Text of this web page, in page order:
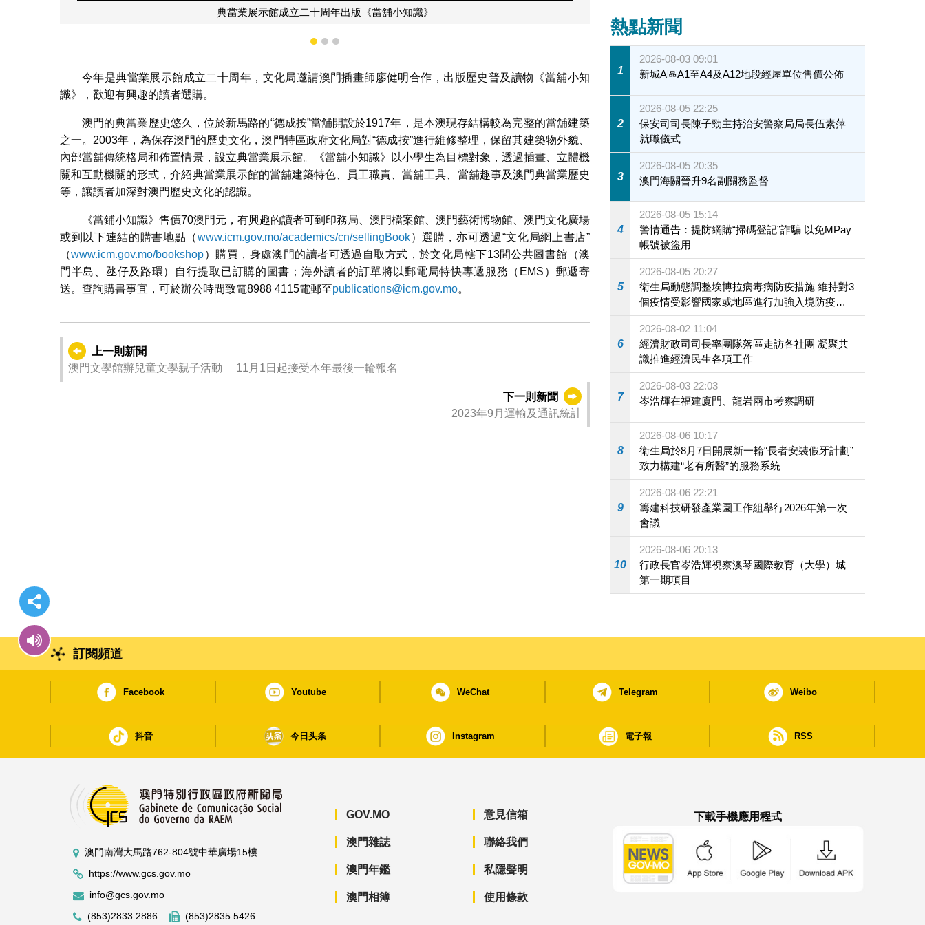
典當業展示館成立二十周年出版《當舖小知識》
1 2 3
今年是典當業展示館成立二十周年，文化局邀請澳門插畫師廖健明合作，出版歷史普及讀物《當舖小知
識》，歡迎有興趣的讀者選購。
澳門的典當業歷史悠久，位於新馬路的“德成按”當舖開設於1917年，是本澳現存結構較為完整的當舖建築
之一。2003年，為保存澳門的歷史文化，澳門特區政府文化局對“德成按”進行維修整理，保留其建築物外貌、
內部當舖傳統格局和佈置情景，設立典當業展示館。《當舖小知識》以小學生為目標對象，透過插畫、立體機
關和互動機關的形式，介紹典當業展示館的當舖建築特色、員工職責、當舖工具、當舖趣事及澳門典當業歷史
等，讓讀者加深對澳門歷史文化的認識。
《當鋪小知識》售價70澳門元，有興趣的讀者可到印務局、澳門檔案館、澳門藝術博物館、澳門文化廣場
或到以下連結的購書地點（www.icm.gov.mo/academics/cn/sellingBook）選購，亦可透過“文化局網上書店”
（www.icm.gov.mo/bookshop）購買，身處澳門的讀者可透過自取方式，於文化局轄下 13間公共圖書館（澳
門半島、氹仔及路環）自行提取已訂購的圖書；海外讀者的訂單將以郵電局特快專遞服務（EMS）郵遞寄
送。查詢購書事宜，可於辦公時間致電8988 4115電郵至publications@icm.gov.mo。
上一則新聞
澳門文學館辦兒童文學親子活動 11月1日起接受本年最後一輪報名
下一則新聞
2023年9月運輸及通訊統計
熱點新聞
1
2026-08-03 09:01
新城A區A1至A4及A12地段經屋單位售價公佈
2
2026-08-05 22:25
保安司司長陳子勁主持治安警察局局長伍素萍
就職儀式
3
2026-08-05 20:35
澳門海關晉升9名副關務監督
4
2026-08-05 15:14
警情通告：提防網購“掃碼登記”詐騙 以免MPay
帳號被盜用
5
2026-08-05 20:27
衛生局動態調整埃博拉病毒病防疫措施 維持對3
個疫情受影響國家或地區進行加強入境防疫措
施
6
2026-08-02 11:04
經濟財政司司長率團隊落區走訪各社團 凝聚共
識推進經濟民生各項工作
7
2026-08-03 22:03
岑浩輝在福建廈門、龍岩兩市考察調研
8
2026-08-06 10:17
衛生局於8月7日開展新一輪“長者安裝假牙計劃”
致力構建“老有所醫”的服務系統
9
2026-08-06 22:21
籌建科技研發產業園工作組舉行2026年第一次
會議
10
2026-08-06 20:13
行政長官岑浩輝視察澳琴國際教育（大學）城
第一期項目
訂閱頻道
Facebook Youtube WeChat Telegram Weibo
抖音 今日头条 Instagram 電子報 RSS
澳門南灣大馬路762-804號中華廣場15樓
https://www.gcs.gov.mo
info@gcs.gov.mo
(853)2833 2886
(853)2835 5426
GOV.MO
澳門雜誌
澳門年鑑
澳門相簿
意見信箱
聯絡我們
私隱聲明
使用條款
下載手機應用程式